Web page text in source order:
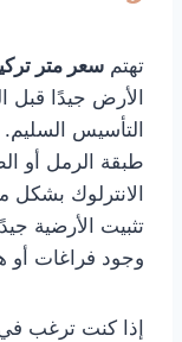
تهتم سعر متر
الأرض جيدًا قبل
التأسيس
طبقة الرمل أو
الانترلوك بشكل
تثبيت الأرضية
وجود فراغات أو
إذا كنت ترغب